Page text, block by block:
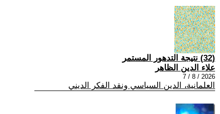
(32) نتيجة التدهور المستمر
علاء الدين الظاهر
2026 / 8 / 7
العلمانية، الدين السياسي ونقد الفكر الديني